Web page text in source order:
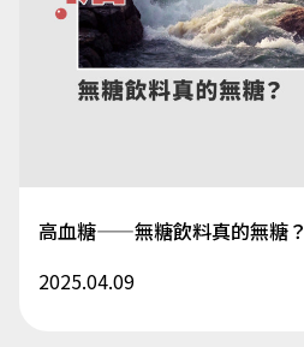
高血糖——無糖飲料真的無糖？
2025.04.09